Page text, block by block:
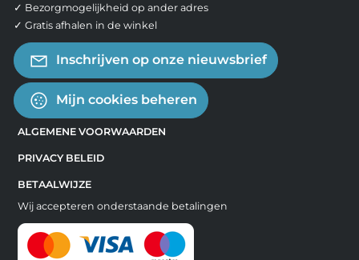
✓ Bezorgmogelijkheid op ander adres
✓ Gratis afhalen in de winkel
Inschrijven op onze nieuwsbrief
Mijn cookies beheren
ALGEMENE VOORWAARDEN
PRIVACY BELEID
BETAALWIJZE
Wij accepteren onderstaande betalingen